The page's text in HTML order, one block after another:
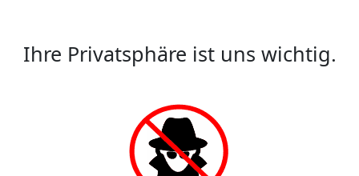
Ihre Privatsphäre ist uns wichtig.